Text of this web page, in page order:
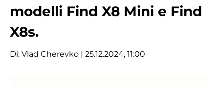
modelli Find X8 Mini e Find
X8s.
Di: Vlad Cherevko | 25.12.2024, 11:00